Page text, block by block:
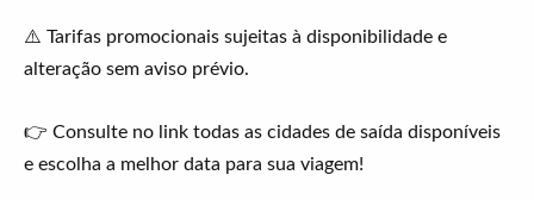
⚠️ Tarifas promocionais sujeitas à disponibilidade e
alteração sem aviso prévio.
👉 Consulte no link todas as cidades de saída disponíveis
e escolha a melhor data para sua viagem!